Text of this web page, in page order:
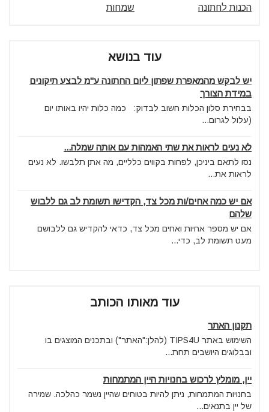
הכנות לחתונה
שמחות
עוד בנושא
יש לבקש מהמאפרת שפתון ליום החתונה ע"מ לבצע תיקונים
במידת הצורך
בבחירת סלון הכלות חשוב לבדוק: כמה כלות יהיו באותו יום
(עלול לגרום...
לא נעים לראות את שתי האמהות עם אותה שמלה...
נסו לתאם ביניכן, לפחות בקווים כלליים, מה אתן תלבשו. לא נעים
לראות את...
אם יש כמה אחים/ות מכל צד, הקדישו תשומת לב גם ללבוש
שלהם
אם יש מספר אחיות ואחים מכל צד, כדאי להקדיש גם ללבושם
מעט תשומת לב, כדי...
עוד מאותו הכותב
תקנון האתר
השימוש באתר TIPS4U (להלן:"האתר") ובתכנים המוצגים בו
ובבלוגים היושבים תחת...
יין, מומלץ לרכוש בחנויות היין המתמחות
בחנויות המתמחות, ניתן להיות בטוחים שהיין נשמר כהלכה. שמירה
של יין בתנאים...